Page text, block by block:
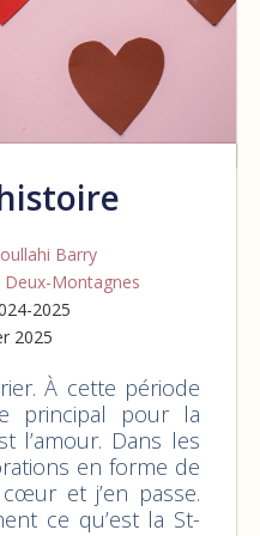
Barry
Deux-Montagnes
2025
2025
À cette période
principal pour la
l’amour. Dans les
en forme de
et j’en passe.
ce qu’est la St-